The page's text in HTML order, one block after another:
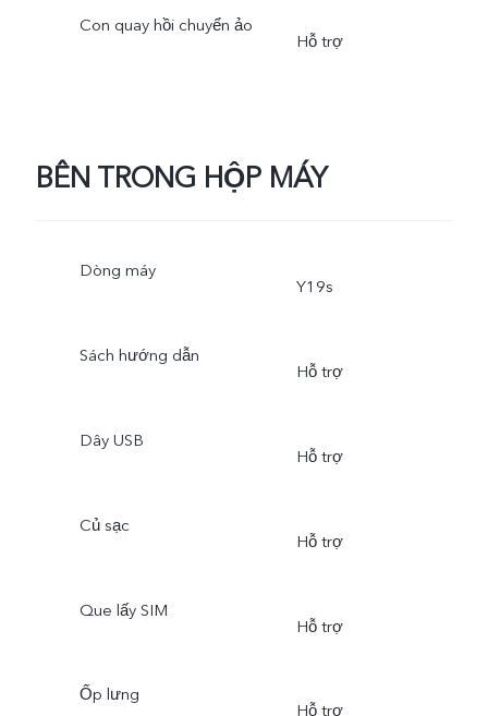
Con quay hồi chuyển ảo
Hỗ trợ
BÊN TRONG HỘP MÁY
Dòng máy
Y19s
Sách hướng dẫn
Hỗ trợ
Dây USB
Hỗ trợ
Củ sạc
Hỗ trợ
Que lấy SIM
Hỗ trợ
Ốp lưng
Hỗ trợ